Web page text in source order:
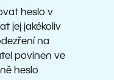
heslo v
jej jakékoliv
na
povinen ve
heslo